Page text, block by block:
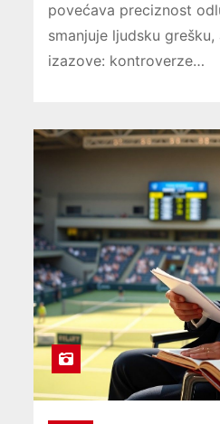
povećava preciznost
smanjuje ljudsku
izazove: kontroverze…